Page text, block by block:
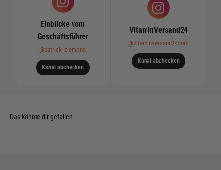
Einblicke vom
Geschäftsführer
@patrick_ziemons
Kanal abchecken
VitaminVersand24
@vitaminversand24com
Kanal abchecken